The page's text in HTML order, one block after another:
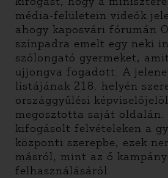
média-felületein videók
ahogy kaposvári fórumán
színpadra emelt egy neki
szólongató gyermeket,
ujjongva fogadott. A
listájának 218. helyén
országgyűlési
megosztotta saját oldalán.
kifogásolt felvételeken a
központi szerepbe, ezek
másról, mint az ő
felhasználásáról.